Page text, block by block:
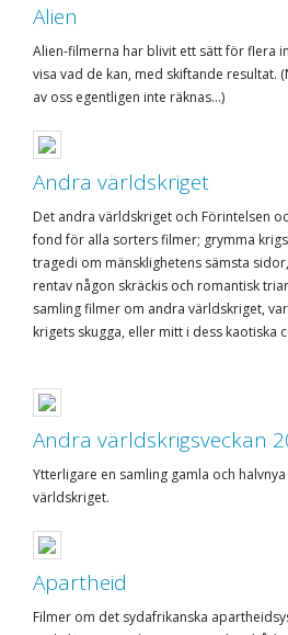
Alien
Alien-filmerna har blivit ett sätt för flera
visa vad de kan, med skiftande resultat.
av oss egentligen inte räknas...)
Andra världskriget
Det andra världskriget och Förintelsen
fond för alla sorters filmer; grymma
tragedi om mänsklighetens sämsta
rentav någon skräckis och romantisk
samling filmer om andra världskriget,
krigets skugga, eller mitt i dess kaotiska
Andra världskrigsveckan
Ytterligare en samling gamla och
världskriget.
Apartheid
Filmer om det sydafrikanska